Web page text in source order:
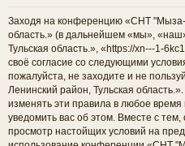
и
Заходя на конференцию «СНТ "Мыза-
область.» (в дальнейшем «мы»,
Тульская область.», «https://xn---1-
своё согласие со следующими
пожалуйста, не заходите и не
Ленинский район, Тульская
изменять эти правила в любое
уведомить вас об этом. Вместе с тем,
просмотр настойщих условий на